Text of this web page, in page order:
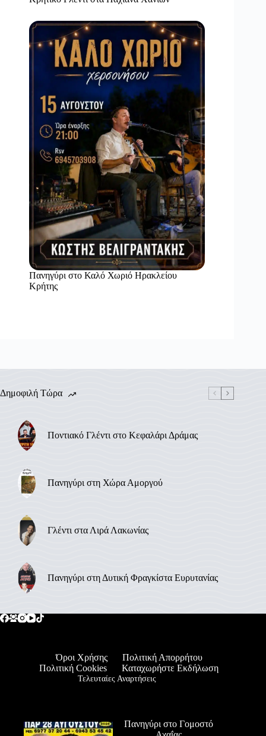
Πανηγύρι στο Καλό Χωριό Ηρακλείου
Κρήτης
Δημοφιλή Τώρα
Ποντιακό Γλέντι στο Κεφαλάρι Δράμας
Πανηγύρι στη Χώρα Αμοργού
Γλέντι στα Λιρά Λακωνίας
Πανηγύρι στη Δυτική Φραγκίστα Ευρυτανίας
Όροι Χρήσης
Πολιτική Απορρήτου
Πολιτική Cookies
Καταχωρήστε Εκδήλωση
Τελευταίες Αναρτήσεις
Πανηγύρι στο Γομοστό